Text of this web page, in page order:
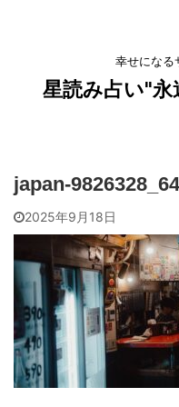
幸せになる
星読み占い"永
japan-
2025年9月18日